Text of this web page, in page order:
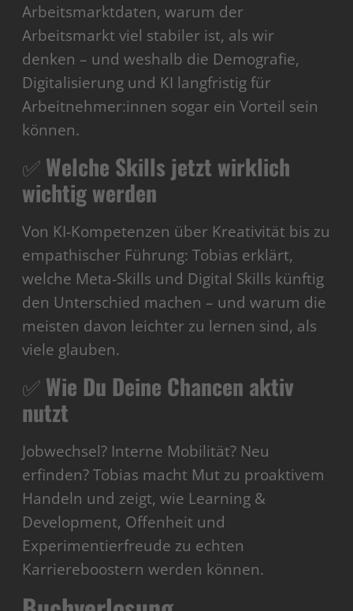
Arbeitsmarktdaten, warum der
Arbeitsmarkt viel stabiler ist, als wir
denken – und weshalb die Demografie,
Digitalisierung und KI langfristig für
Arbeitnehmer:innen sogar ein Vorteil sein
können.
✅Welche Skills jetzt wirklich
wichtig werden
Von KI-Kompetenzen über Kreativität bis zu
empathischer Führung: Tobias erklärt,
welche Meta-Skills und Digital Skills künftig
den Unterschied machen – und warum die
meisten davon leichter zu lernen sind, als
viele glauben.
✅Wie Du Deine Chancen aktiv
nutzt
Jobwechsel? Interne Mobilität? Neu
erfinden? Tobias macht Mut zu proaktivem
Handeln und zeigt, wie Learning &
Development, Offenheit und
Experimentierfreude zu echten
Karriereboostern werden können.